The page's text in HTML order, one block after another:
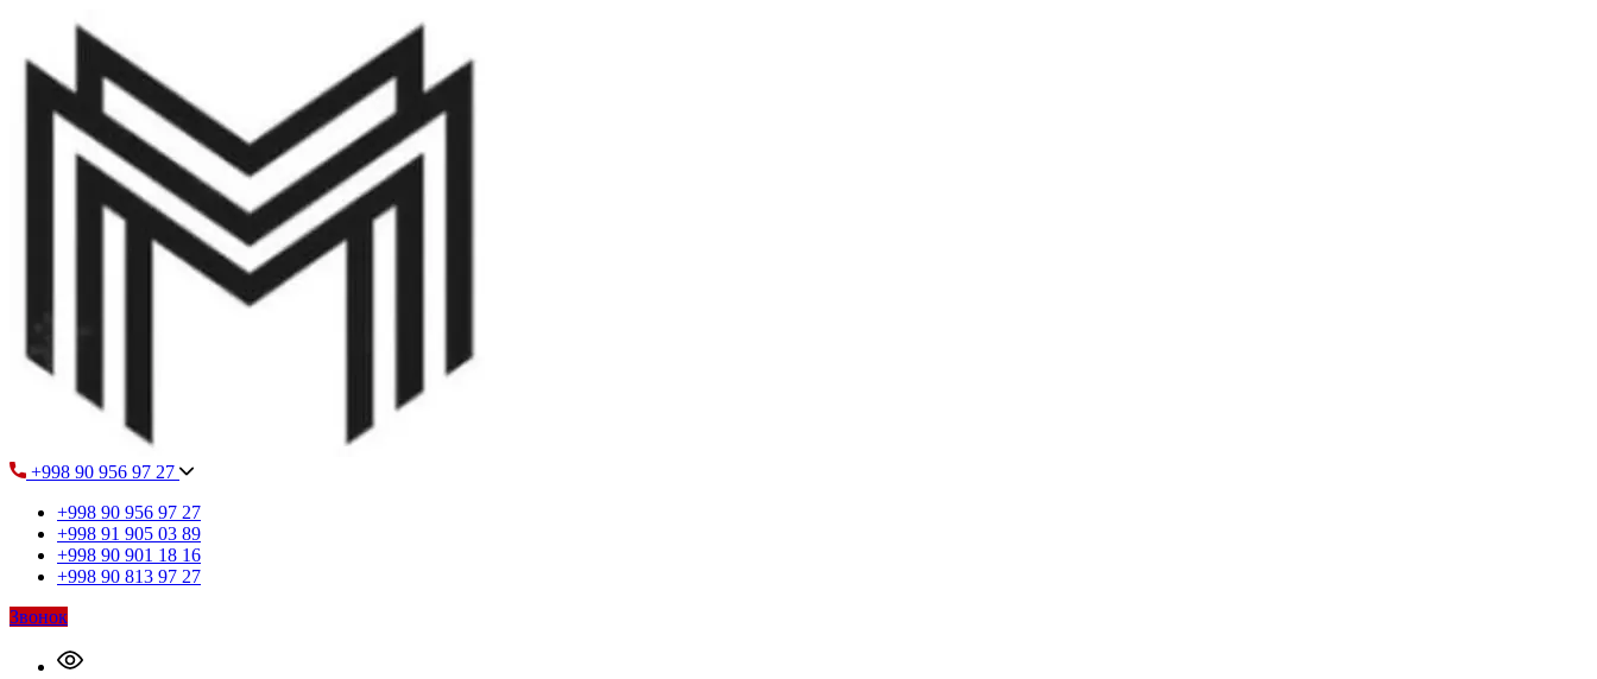
+998 90 956 97 27
+998 90 956 97 27
+998 91 905 03 89
+998 90 901 18 16
+998 90 813 97 27
Звонок